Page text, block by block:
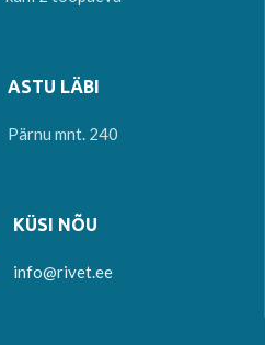
ASTU LÄBI
Pärnu mnt. 240
KÜSI NÕU
info@rivet.ee